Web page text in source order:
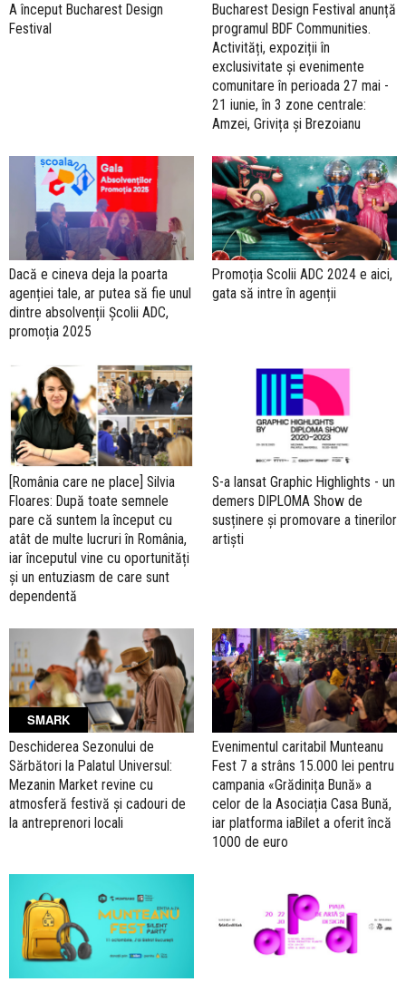
A început Bucharest Design
Festival
Bucharest Design Festival anunță
programul BDF Communities.
Activități, expoziții în
exclusivitate şi evenimente
comunitare în perioada 27 mai -
21 iunie, în 3 zone centrale:
Amzei, Grivița și Brezoianu
Dacă e cineva deja la poarta
agenției tale, ar putea să fie unul
dintre absolvenții Școlii ADC,
promoția 2025
Promoția Scolii ADC 2024 e aici,
gata să intre în agenții
[România care ne place] Silvia
Floares: După toate semnele
pare că suntem la început cu
atât de multe lucruri în România,
iar începutul vine cu oportunități
și un entuziasm de care sunt
dependentă
S-a lansat Graphic Highlights - un
demers DIPLOMA Show de
susținere și promovare a tinerilor
artiști
SMARK
Deschiderea Sezonului de
Sărbători la Palatul Universul:
Mezanin Market revine cu
atmosferă festivă și cadouri de
la antreprenori locali
Evenimentul caritabil Munteanu
Fest 7 a strâns 15.000 lei pentru
campania «Grădinița Bună» a
celor de la Asociația Casa Bună,
iar platforma iaBilet a oferit încă
1000 de euro